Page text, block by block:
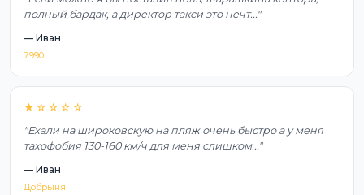
полный бардак, а директор такси это нечт..."
— Иван
7990
★☆☆☆☆
"Ехали на широковскую на пляж очень быстро а у меня
тахофобия 130-160 км/ч для меня слишком..."
— Иван
Добрыня